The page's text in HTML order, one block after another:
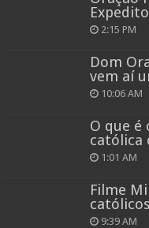
2:15 PM
Dom
vem aí
10:06 AM
O que é
católica
1:01 AM
Filme
9:39 AM